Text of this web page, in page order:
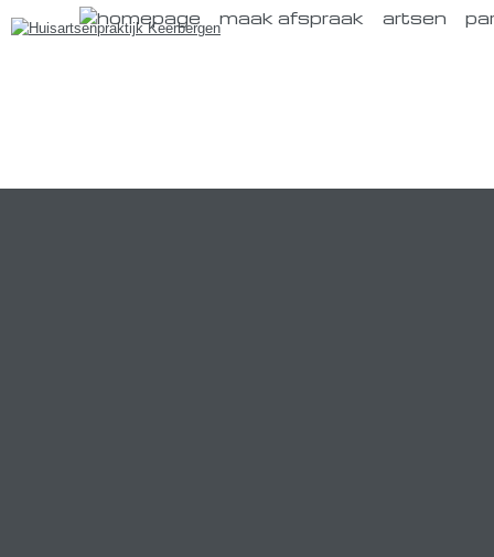
maak afspraak artsen